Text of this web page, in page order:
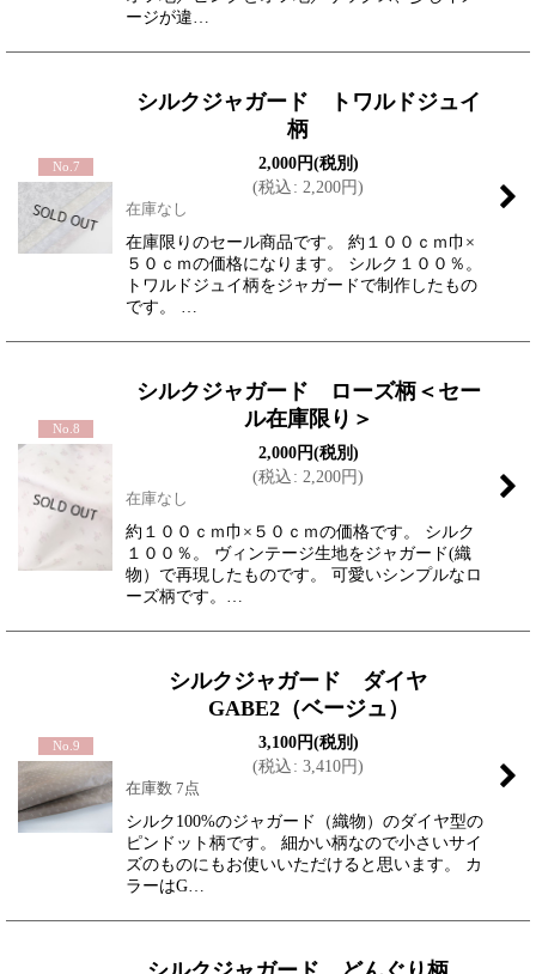
ージが違…
No.7
シルクジャガード トワルドジュイ
柄
2,000円(税別)
(税込: 2,200円)
在庫なし
在庫限りのセール商品です。 約１００ｃｍ巾×
５０ｃｍの価格になります。 シルク１００％。
トワルドジュイ柄をジャガードで制作したもの
です。 …
No.8
シルクジャガード ローズ柄＜セー
ル在庫限り＞
2,000円(税別)
(税込: 2,200円)
在庫なし
約１００ｃｍ巾×５０ｃｍの価格です。 シルク
１００％。 ヴィンテージ生地をジャガード(織
物）で再現したものです。 可愛いシンプルなロ
ーズ柄です。…
No.9
シルクジャガード ダイヤ
GABE2（ベージュ）
3,100円(税別)
(税込: 3,410円)
在庫数 7点
シルク100%のジャガード（織物）のダイヤ型の
ピンドット柄です。 細かい柄なので小さいサイ
ズのものにもお使いいただけると思います。 カ
ラーはG…